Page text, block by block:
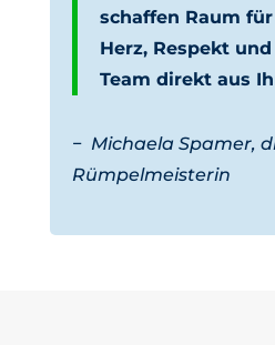
schaffen Raum
Herz, Respekt
Team direkt aus
− Michaela Spamer,
Rümpelmeisterin